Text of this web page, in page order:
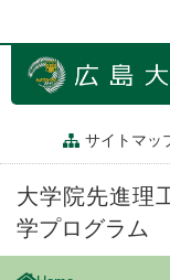
ン
サイトマッ
大学院先進理
学プログラム